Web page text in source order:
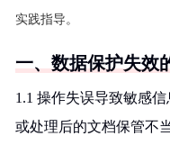
实践指导。
一、数据保护失效
1.1 操作失误导致敏感
或处理后的文档保管不